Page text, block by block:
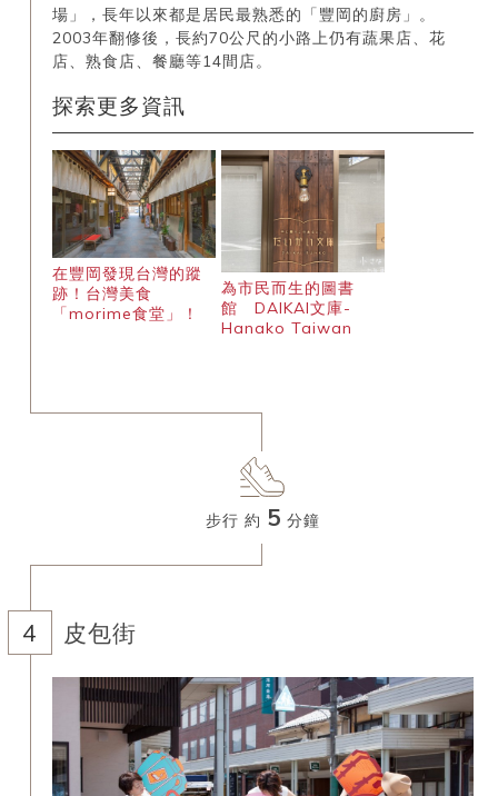
場」，長年以來都是居民最熟悉的「豐岡的廚房」。
2003年翻修後，長約70公尺的小路上仍有蔬果店、花
店、熟食店、餐廳等14間店。
探索更多資訊
在豐岡發現台灣的蹤
跡！台灣美食
「morime食堂」！
為市民而生的圖書
館 DAIKAI文庫-
Hanako Taiwan
步行 約 5 分鐘
皮包街